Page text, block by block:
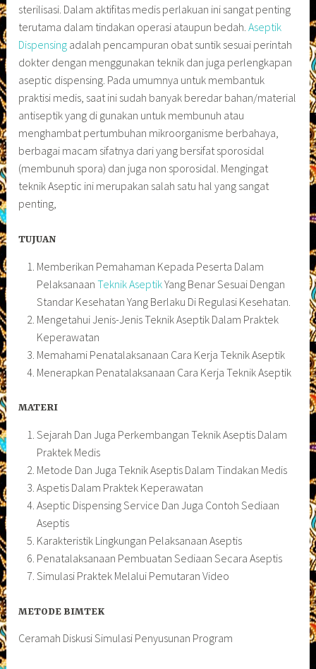
sterilisasi. Dalam aktifitas medis perlakuan ini sangat penting
terutama dalam tindakan operasi ataupun bedah.Aseptik
Dispensing adalah pencampuran obat suntik sesuai perintah
dokter dengan menggunakan teknik dan juga perlengkapan
aseptic dispensing. Pada umumnya untuk membantuk
praktisi medis, saat ini sudah banyak beredar bahan/material
antiseptik yang di gunakan untuk membunuh atau
menghambat pertumbuhan mikroorganisme berbahaya,
berbagai macam sifatnya dari yang bersifat sporosidal
(membunuh spora) dan juga non sporosidal. Mengingat
teknik Aseptic ini merupakan salah satu hal yang sangat
penting,
TUJUAN
Memberikan Pemahaman Kepada Peserta Dalam
Pelaksanaan Teknik AseptikYang Benar Sesuai Dengan
Standar Kesehatan Yang Berlaku Di Regulasi Kesehatan.
Mengetahui Jenis-Jenis Teknik Aseptik Dalam Praktek
Keperawatan
Memahami Penatalaksanaan Cara Kerja Teknik Aseptik
Menerapkan Penatalaksanaan Cara Kerja Teknik Aseptik
MATERI
Sejarah Dan Juga Perkembangan Teknik Aseptis Dalam
Praktek Medis
Metode Dan Juga Teknik Aseptis Dalam Tindakan Medis
Aspetis Dalam Praktek Keperawatan
Aseptic Dispensing Service Dan Juga Contoh Sediaan
Aseptis
Karakteristik Lingkungan Pelaksanaan Aseptis
Penatalaksanaan Pembuatan Sediaan Secara Aseptis
Simulasi Praktek Melalui Pemutaran Video
METODE BIMTEK
Ceramah Diskusi Simulasi Penyusunan Program